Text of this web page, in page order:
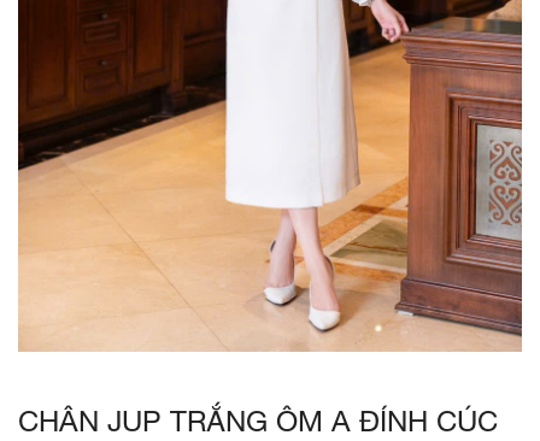
CHÂN JUP TRẮNG ÔM A ĐÍNH CÚC